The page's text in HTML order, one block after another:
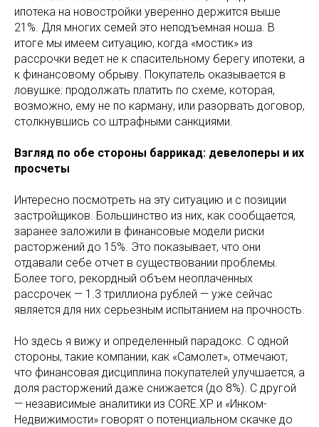
ипотека на новостройки уверенно держится выше
21%. Для многих семей это неподъемная ноша. В
итоге мы имеем ситуацию, когда «мостик» из
рассрочки ведет не к спасительному берегу ипотеки, а
к финансовому обрыву. Покупатель оказывается в
ловушке: продолжать платить по схеме, которая,
возможно, ему не по карману, или разорвать договор,
столкнувшись со штрафными санкциями.
Взгляд по обе стороны баррикад: девелоперы и их
просчеты
Интересно посмотреть на эту ситуацию и с позиции
застройщиков. Большинство из них, как сообщается,
заранее заложили в финансовые модели риски
расторжений до 15%. Это показывает, что они
отдавали себе отчет в существовании проблемы.
Более того, рекордный объем неоплаченных
рассрочек — 1.3 триллиона рублей — уже сейчас
является для них серьезным испытанием на прочность.
Но здесь я вижу и определенный парадокс. С одной
стороны, такие компании, как «Самолет», отмечают,
что финансовая дисциплина покупателей улучшается, а
доля расторжений даже снижается (до 8%). С другой
— независимые аналитики из CORE.XP и «Инком-
Недвижимости» говорят о потенциальном скачке до